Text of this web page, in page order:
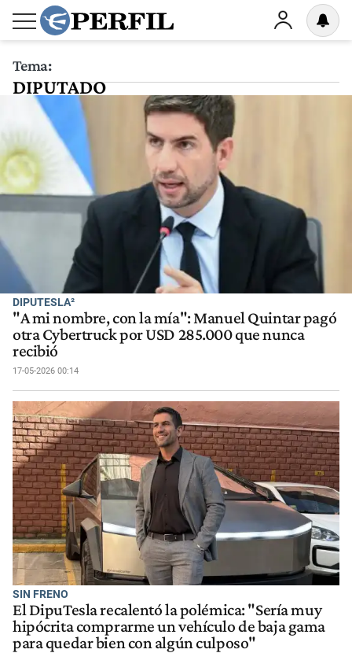
Tema:
DIPUTADO
DIPUTESLA²
"A mi nombre, con la mía": Manuel Quintar pagó
otra Cybertruck por USD 285.000 que nunca
recibió
17-05-2026 00:14
SIN FRENO
El DipuTesla recalentó la polémica: "Sería muy
hipócrita comprarme un vehículo de baja gama
para quedar bien con algún culposo"